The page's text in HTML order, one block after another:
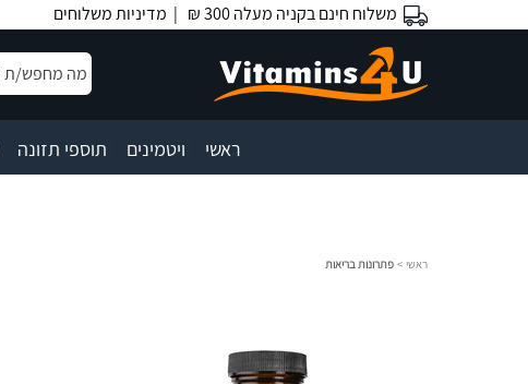
משלוח חינם בקניה מעלה 300 ₪ | מדיניות משלוחים
ראשי ויטמינים תוספי תזונה
ראשי > פתרונות בריאות